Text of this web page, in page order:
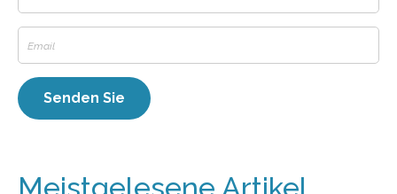
Meistgelesene Artikel